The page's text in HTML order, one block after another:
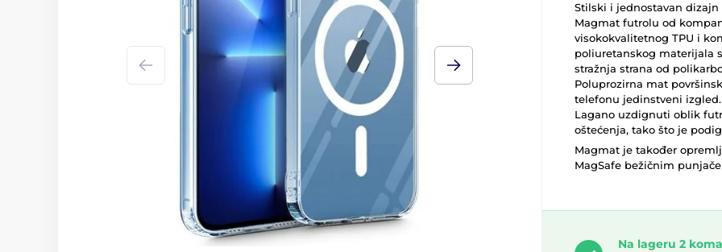
Stilski i jednostavan
Magmat futrolu od
visokokvalitetnog TPU i
poliuretanskog materijala
stražnja strana od
Poluprozirna mat
telefonu jedinstveni izgled.
Lagano uzdignuti oblik
oštećenja, tako što je
Magmat je također
MagSafe bežičnim
Na lageru 2